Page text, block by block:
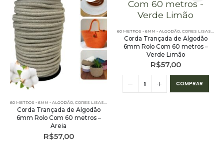
60 METROS - 6MM - ALGODÃO, CORES LISAS - 60 METROS - 6MM - ALGODÃO
Corda Trançada de Algodão
6mm Rolo Com 60 metros –
Areia
R$57,00
60 METROS - 6MM - ALGODÃO CORES LISAS - 60 METROS - 6MM - ALGODÃO
Corda Trançada de Algodão
6mm Rolo Com 60 metros –
Verde Limão
R$57,00
COMPRAR